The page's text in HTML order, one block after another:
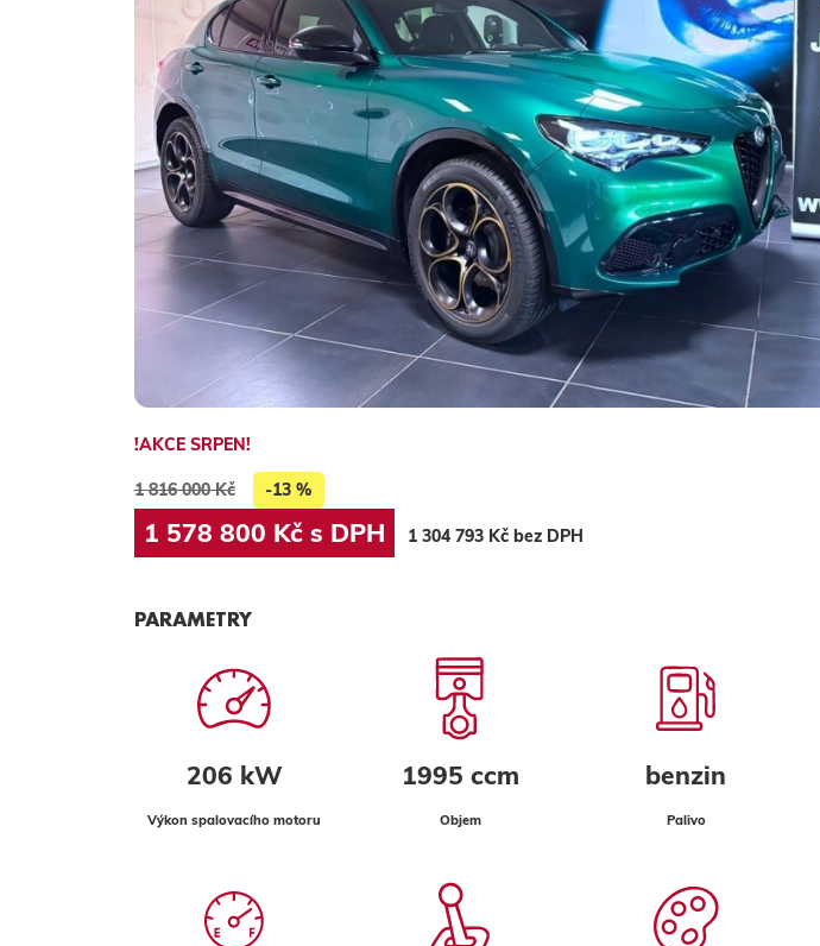
!AKCE SRPEN!
1 816 000 Kč -13 %
1 578 800 Kč s DPH 1 304 793 Kč bez DPH
PARAMETRY
206 kW
Výkon spalovacího motoru
1995 ccm
Objem
benzin
Palivo